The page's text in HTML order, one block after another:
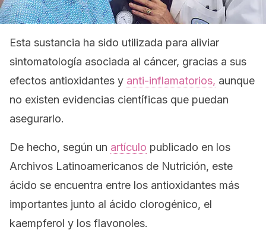
Esta sustancia ha sido utilizada para aliviar
sintomatología asociada al cáncer, gracias a sus
efectos antioxidantes y anti-inflamatorios, aunque
no existen evidencias científicas que puedan
asegurarlo.
De hecho, según un artículo publicado en los
Archivos Latinoamericanos de Nutrición, este
ácido se encuentra entre los antioxidantes más
importantes junto al ácido clorogénico, el
kaempferol y los flavonoles.